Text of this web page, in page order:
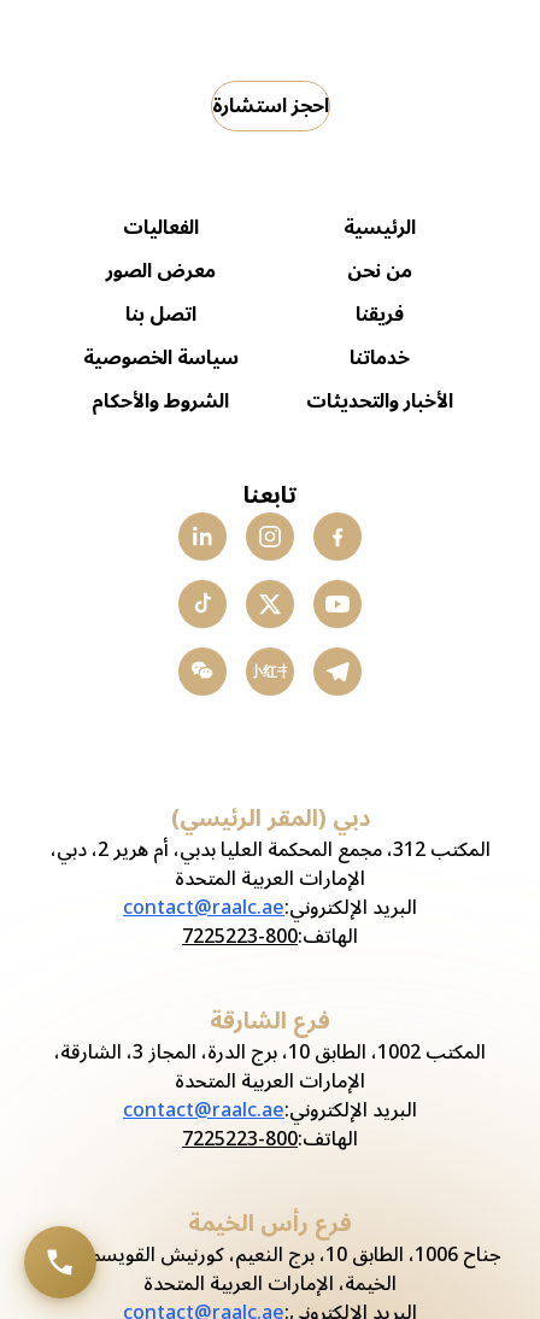
احجز استشارة
الرئيسية
من نحن
فريقنا
خدماتنا
الأخبار والتحديثات
الفعاليات
معرض الصور
اتصل بنا
سياسة الخصوصية
الشروط والأحكام
تابعنا
小红书
دبي (المقر الرئيسي)
المكتب 312، مجمع المحكمة العليا بدبي، أم هرير 2، دبي،
الإمارات العربية المتحدة
البريد الإلكتروني:
contact@raalc.ae
الهاتف:
800-7225223
فرع الشارقة
المكتب 1002، الطابق 10، برج الدرة، المجاز 3، الشارقة،
الإمارات العربية المتحدة
البريد الإلكتروني:
contact@raalc.ae
الهاتف:
800-7225223
فرع رأس الخيمة
جناح 1006، الطابق 10، برج النعيم، كورنيش القويسم، رأس
الخيمة، الإمارات العربية المتحدة